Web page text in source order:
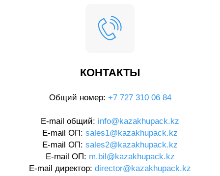
КОНТАКТЫ
Общий номер: +7 727 310 06 84
E-mail общий: info@kazakhupack.kz
E-mail ОП: sales1@kazakhupack.kz
E-mail ОП: sales2@kazakhupack.kz
E-mail ОП: m.bil@kazakhupack.kz
E-mail директор: director@kazakhupack.kz